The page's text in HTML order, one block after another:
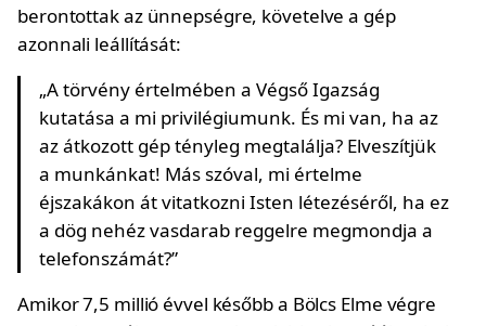
berontottak az ünnepségre, követelve a gép
azonnali leállítását:
„A törvény értelmében a Végső Igazság
kutatása a mi privilégiumunk. És mi van, ha az
az átkozott gép tényleg megtalálja? Elveszítjük
a munkánkat! Más szóval, mi értelme
éjszakákon át vitatkozni Isten létezéséről, ha ez
a dög nehéz vasdarab reggelre megmondja a
telefonszámát?”
Amikor 7,5 millió évvel később a Bölcs Elme végre